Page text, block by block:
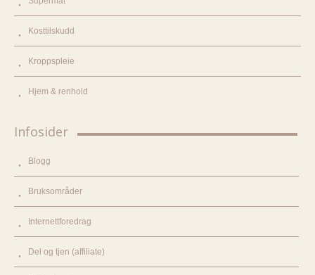
Kosttilskudd
Kroppspleie
Hjem & renhold
Infosider
Blogg
Bruksområder
Internettforedrag
Del og tjen (affiliate)